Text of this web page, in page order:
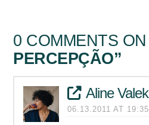
0 COMMENTS ON
PERCEPÇÃO”
Aline Valek
06.13.2011 AT 19:35